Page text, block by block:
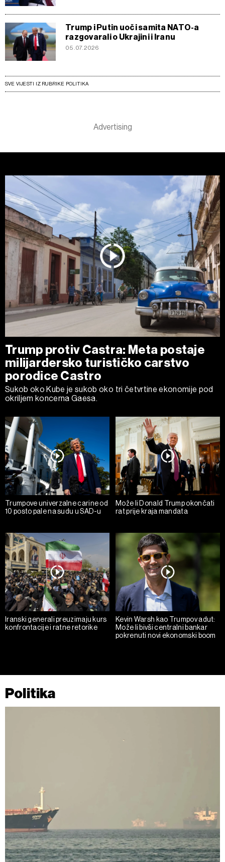
Trump i Putin uoči samita NATO-a
razgovarali o Ukrajini i Iranu
05.07.2026
SVE VIJESTI IZ RUBRIKE POLITIKA
Trump protiv Castra: Meta postaje
milijardersko turističko carstvo
porodice Castro
Sukob oko Kube je sukob oko tri četvrtine ekonomije pod
okriljem koncerna Gaesa.
Trumpove univerzalne carine od
10 posto pale na sudu u SAD-u
Može li Donald Trump okončati
rat prije kraja mandata
Iranski generali preuzimaju kurs
konfrontacije i ratne retorike
Kevin Warsh kao Trumpov adut:
Može li bivši centralni bankar
pokrenuti novi ekonomski boom
Politika